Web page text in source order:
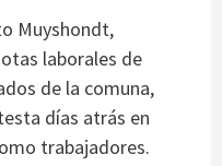
Muyshondt,
laborales de
de la comuna,
días atrás en
trabajadores.